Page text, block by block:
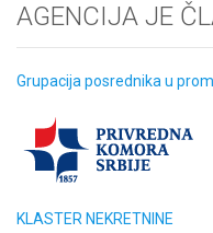
AGENCIJA JE
Grupacija posrednika u
KLASTER NEKRETNINE